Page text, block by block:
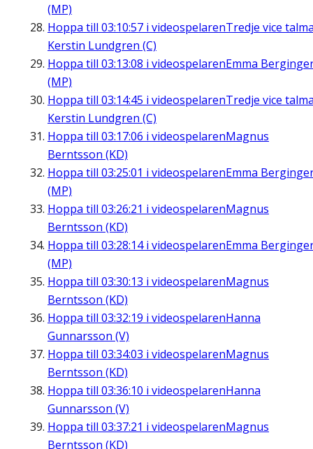
(MP)
Hoppa till 03:10:57 i videospelarenTredje vice
Kerstin Lundgren (C)
Hoppa till 03:13:08 i videospelarenEmma
(MP)
Hoppa till 03:14:45 i videospelarenTredje vice
Kerstin Lundgren (C)
Hoppa till 03:17:06 i videospelarenMagnus
Berntsson (KD)
Hoppa till 03:25:01 i videospelarenEmma
(MP)
Hoppa till 03:26:21 i videospelarenMagnus
Berntsson (KD)
Hoppa till 03:28:14i videospelarenEmma
(MP)
Hoppa till 03:30:13 i videospelarenMagnus
Berntsson (KD)
Hoppa till 03:32:19 i videospelarenHanna
Gunnarsson (V)
Hoppa till 03:34:03 i videospelarenMagnus
Berntsson (KD)
Hoppa till 03:36:10 i videospelarenHanna
Gunnarsson (V)
Hoppa till 03:37:21 i videospelarenMagnus
Berntsson (KD)